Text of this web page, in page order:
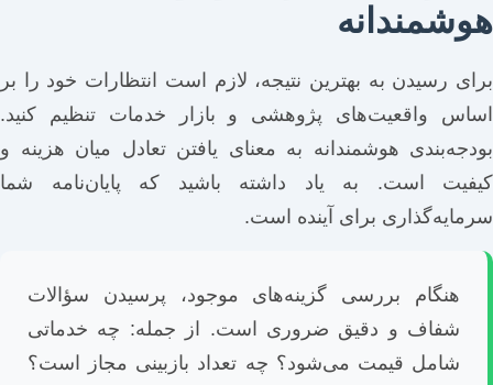
هوشمندانه
برای رسیدن به بهترین نتیجه، لازم است انتظارات خود را بر
اساس واقعیت‌های پژوهشی و بازار خدمات تنظیم کنید.
بودجه‌بندی هوشمندانه به معنای یافتن تعادل میان هزینه و
کیفیت است. به یاد داشته باشید که پایان‌نامه شما
سرمایه‌گذاری برای آینده است.
هنگام بررسی گزینه‌های موجود، پرسیدن سؤالات
شفاف و دقیق ضروری است. از جمله: چه خدماتی
شامل قیمت می‌شود؟ چه تعداد بازبینی مجاز است؟